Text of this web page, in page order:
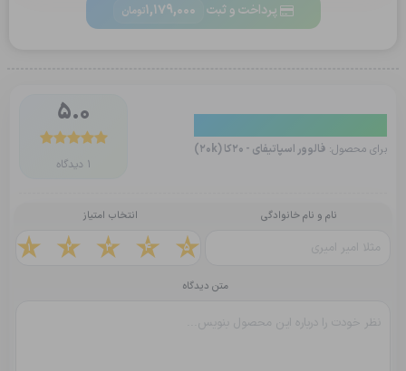
پرداخت و ثبت 1,179,000تومان
برای محصول:فالوور اسپاتیفای - 20کا (20k)
5.0
1 دیدگاه
نام و نام خانوادگی انتخاب امتیاز
1 2 3 4 5
متن دیدگاه